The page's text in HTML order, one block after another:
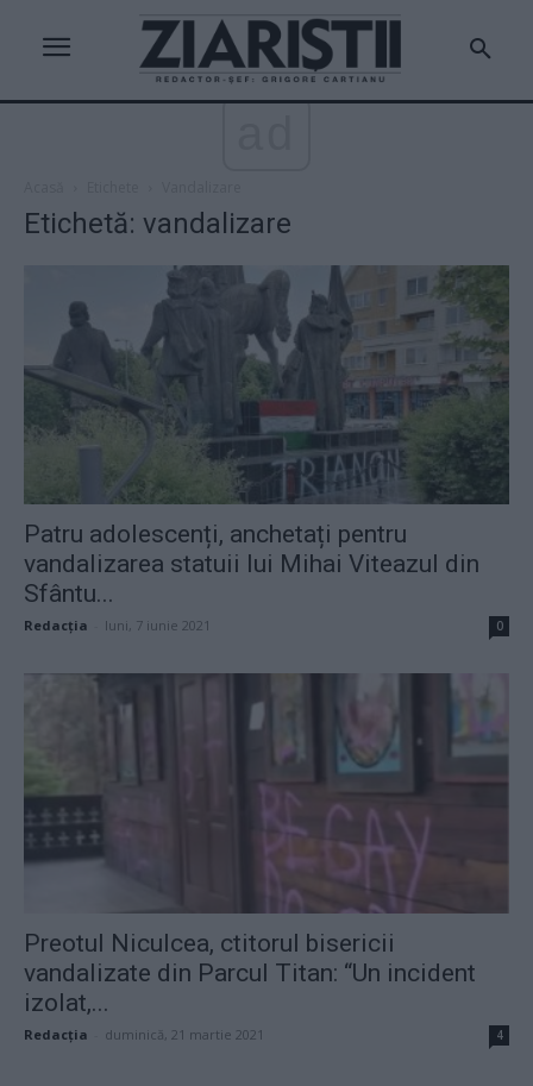
Etichetă: vandalizare
Patru adolescenți, anchetați pentru
vandalizarea statuii lui Mihai Viteazul din
Sfântu...
Redacţia luni, 7 iunie 2021 0
Preotul Niculcea, ctitorul bisericii
vandalizate din Parcul Titan: “Un incident
izolat,...
Redacţia duminică, 21 martie 2021 4